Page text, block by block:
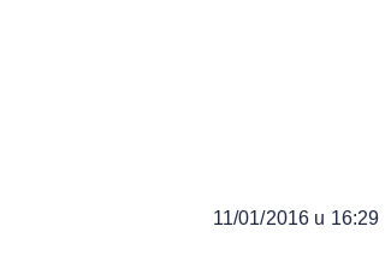
11/01/2016 u 16:29